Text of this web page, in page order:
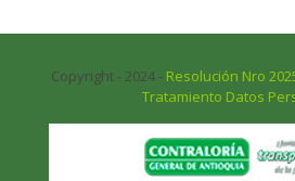
Copyright - 2024 - Resolución Nro
Tratamiento Datos